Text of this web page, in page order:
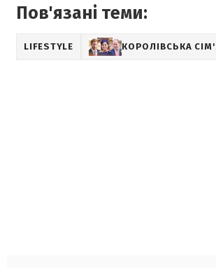
Пов'язані теми:
LIFESTYLE КОРОЛІВСЬКА